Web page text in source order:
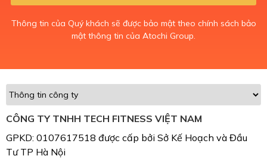
Thông tin của Quý khách sẽ được bảo mật theo chính sách bảo
mật thông tin của Atochi Group.
CÔNG TY TNHH TECH FITNESS VIỆT NAM
GPKD: 0107617518 được cấp bởi Sở Kế Hoạch và Đầu
Tư TP Hà Nội